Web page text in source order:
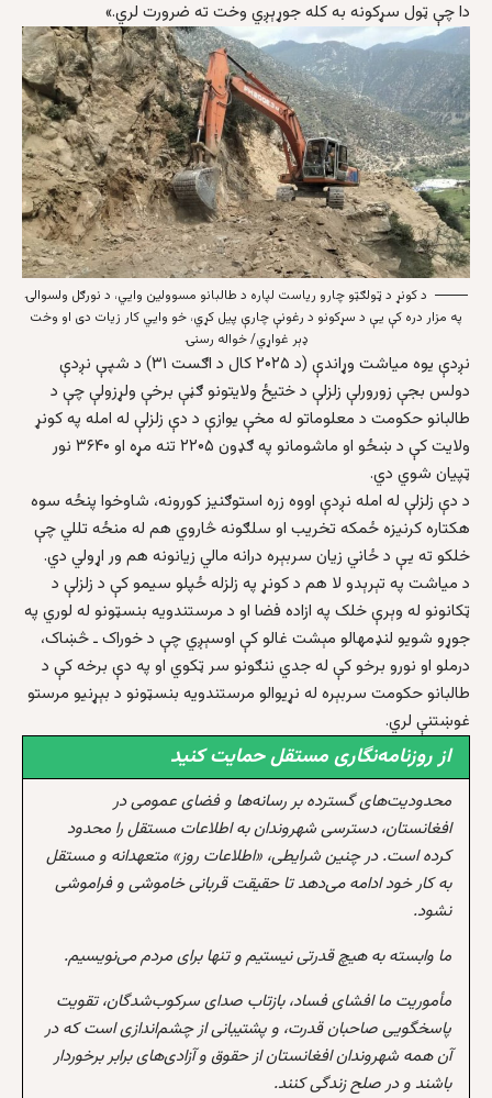
دا چې ټول سړکونه به کله جوړېږي وخت ته ضرورت لري.»
د کونړ د ټولګټو چارو ریاست لپاره د طالبانو مسوولین وايي، د نورګل ولسوالۍ
په مزار دره کې یې د سړکونو د رغونې چارې پیل کړي، خو وايي کار زیات دی او وخت
ډېر غواړي/ خواله رسنۍ
نږدې یوه میاشت وړاندې (د ۲۰۲۵ کال د اګست ۳۱) د شپې نږدې
دولس بجې زورورلې زلزلې د ختیځ ولایتونو ګڼې برخې ولړزولې چې د
طالبانو حکومت د معلوماتو له مخې یوازې د دې زلزلې له امله په کونړ
ولایت کې د ښځو او ماشومانو په ګډون ۲۲۰۵ تنه مړه او ۳۶۴۰ نور
ټپیان شوي دي.
د دې زلزلې له امله نږدې اووه زره استوګنیز کورونه، شاوخوا پنځه سوه
هکتاره کرنیزه ځمکه تخریب او سلګونه څاروي هم له منځه تللي چې
خلکو ته یې د ځاني زیان سربېره درانه مالي زیانونه هم ور اړولي دي.
د میاشت په تېرېدو لا هم د کونړ په زلزله ځپلو سیمو کې د زلزلې د
ټکانونو له وېرې خلک په ازاده فضا او د مرستندویه بنسټونو له لوري په
جوړو شویو لنډمهالو مېشت غالو کې اوسېږي چې د خوراک ـ څښاک،
درملو او نورو برخو کې له جدي ننګونو سر ټکوي او په دې برخه کې د
طالبانو حکومت سربېره له نړیوالو مرستندویه بنسټونو د بېړنیو مرستو
غوښتنې لري.
از روزنامه‌نگاری مستقل حمایت کنید
محدودیت‌های گسترده بر رسانه‌ها و فضای عمومی در
افغانستان، دسترسی شهروندان به اطلاعات مستقل را محدود
کرده است. در چنین شرایطی، «اطلاعات روز» متعهدانه و مستقل
به کار خود ادامه می‌دهد تا حقیقت قربانی خاموشی و فراموشی
نشود.
ما وابسته به هیچ قدرتی نیستیم و تنها برای مردم می‌نویسیم.
مأموریت ما افشای فساد، بازتاب صدای سرکوب‌شدگان، تقویت
پاسخگویی صاحبان قدرت، و پشتیبانی از چشم‌اندازی است که در
آن همه شهروندان افغانستان از حقوق و آزادی‌های برابر برخوردار
باشند و در صلح زندگی کنند.